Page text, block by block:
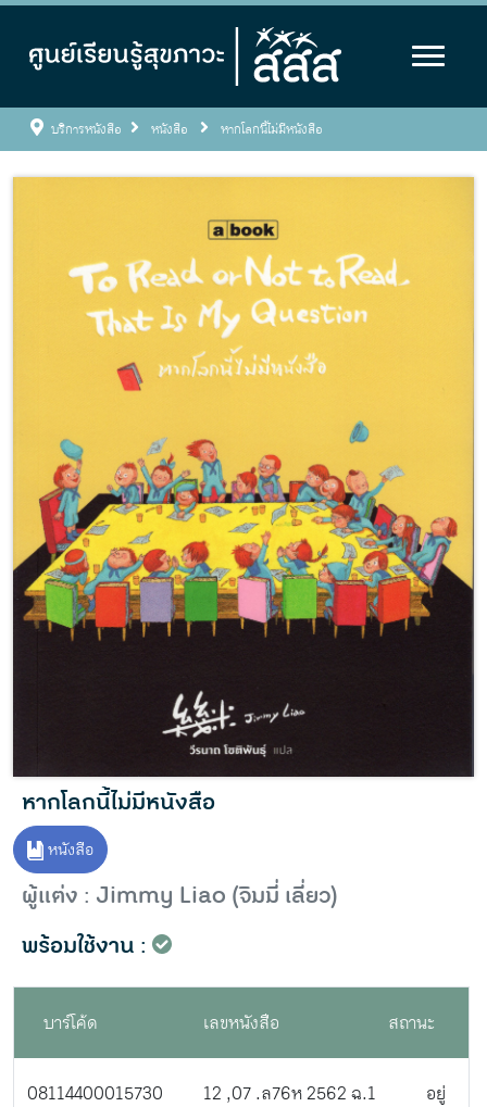
บริการหนังสือ หนังสือ หากโลกนี้ไม่มีหนังสือ
หากโลกนี้ไม่มีหนังสือ
หนังสือ
ผู้แต่ง : Jimmy Liao (จิมมี่ เลี่ยว)
พร้อมใช้งาน :
บาร์โค้ด เลขหนังสือ สถานะ
08114400015730 12 ,07 .ล76ห 2562 ฉ.1
อยู่